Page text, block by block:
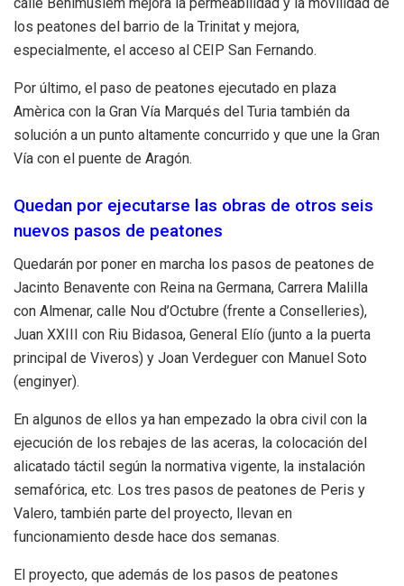
los peatones del barrio de la Trinitat y mejora,
especialmente, el acceso al CEIP San Fernando.
Por último, el paso de peatones ejecutado en plaza
Amèrica con la Gran Vía Marqués del Turia también da
solución a un punto altamente concurrido y que une la Gran
Vía con el puente de Aragón.
Quedan por ejecutarse las obras de otros seis
nuevos pasos de peatones
Quedarán por poner en marcha los pasos de peatones de
Jacinto Benavente con Reina na Germana, Carrera Malilla
con Almenar, calle Nou d’Octubre (frente a Conselleries),
Juan XXIII con Riu Bidasoa, General Elío (junto a la puerta
principal de Viveros) y Joan Verdeguer con Manuel Soto
(enginyer).
En algunos de ellos ya han empezado la obra civil con la
ejecución de los rebajes de las aceras, la colocación del
alicatado táctil según la normativa vigente, la instalación
semafórica, etc. Los tres pasos de peatones de Peris y
Valero, también parte del proyecto, llevan en
funcionamiento desde hace dos semanas.
El proyecto, que además de los pasos de peatones